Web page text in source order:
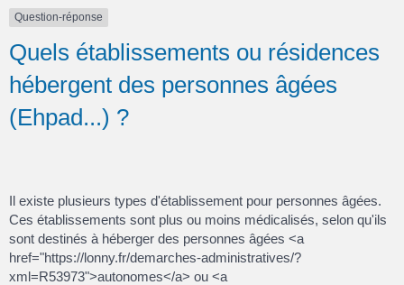
Question-réponse
Quels établissements ou résidences
hébergent des personnes âgées
(Ehpad...) ?
Il existe plusieurs types d'établissement pour personnes âgées.
Ces établissements sont plus ou moins médicalisés, selon qu'ils
sont destinés à héberger des personnes âgées <a
href="https://lonny.fr/demarches-administratives/?
xml=R53973">autonomes</a> ou <a